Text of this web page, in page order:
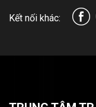
Kết nối khác: